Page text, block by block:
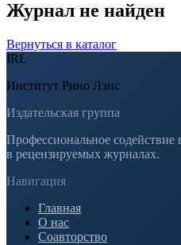
Журнал не найден
Вернуться в каталог
IRL
Институт Рино Лэнс
Издательская группа
Профессиональное
в рецензируемых журналах.
Навигация
Главная
О нас
Соавторство